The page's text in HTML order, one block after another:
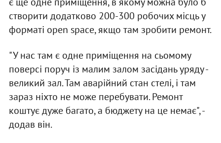
створити додатково 200-300 робочих місць у
форматі open space, якщо там зробити ремонт.
"У нас там є одне приміщення на сьомому
поверсі поруч із малим залом засідань уряду -
великий зал. Там аварійний стан стелі, і там
зараз ніхто не може перебувати. Ремонт
коштує дуже багато, а бюджету на це немає", -
додав він.